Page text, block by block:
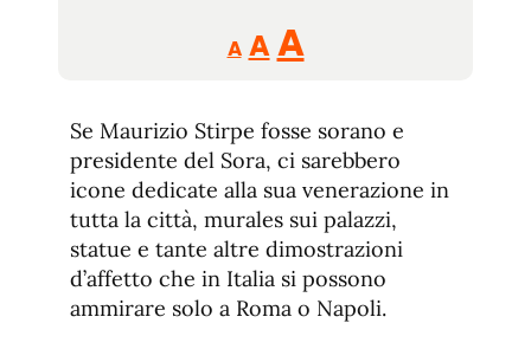
A
Reducir
tamaño
A Restablecer
de
fuente
AAumentar
de
fuente.
Se Maurizio Stirpe fosse sorano e
presidente del Sora, ci sarebbero
icone dedicate alla sua venerazione in
tutta la città, murales sui palazzi,
statue e tante altre dimostrazioni
d’affetto che in Italia si possono
ammirare solo a Roma o Napoli.